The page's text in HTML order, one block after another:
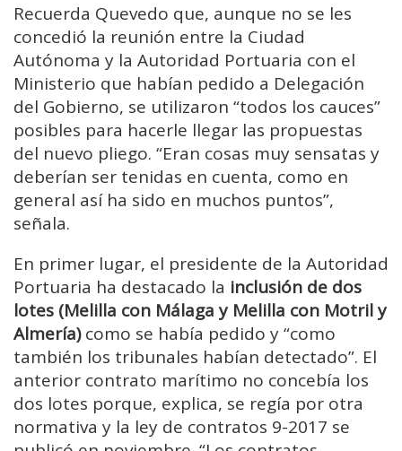
Recuerda Quevedo que, aunque no se les
concedió la reunión entre la Ciudad
Autónoma y la Autoridad Portuaria con el
Ministerio que habían pedido a Delegación
del Gobierno, se utilizaron “todos los cauces”
posibles para hacerle llegar las propuestas
del nuevo pliego. “Eran cosas muy sensatas y
deberían ser tenidas en cuenta, como en
general así ha sido en muchos puntos”,
señala.
En primer lugar, el presidente de la Autoridad
Portuaria ha destacado la inclusión de dos
lotes (Melilla con Málaga y Melilla con Motril y
Almería)como se había pedido y “como
también los tribunales habían detectado”. El
anterior contrato marítimo no concebía los
dos lotes porque, explica, se regía por otra
normativa y la ley de contratos 9-2017 se